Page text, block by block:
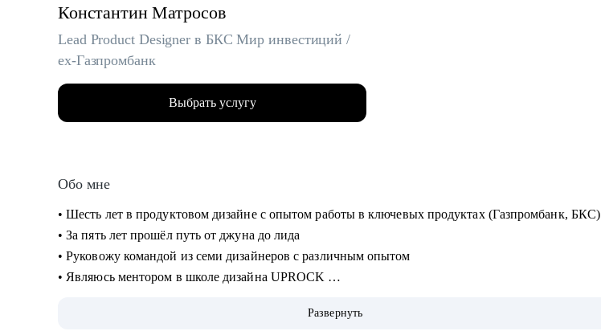
Константин Матросов
Lead Product Designer в БКС Мир инвестиций /
ex-Газпромбанк
Выбрать услугу
Обо мне
• Шесть лет в продуктовом дизайне с опытом работы в ключевых продуктах (Газпромбанк, БКС)
• За пять лет прошёл путь от джуна до лида
• Руковожу командой из семи дизайнеров с различным опытом
• Являюсь ментором в школе дизайна UPROCK
• Отсмотрел и проанализировал 700+ резюмеРазвернуть